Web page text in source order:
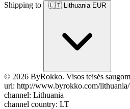
Shipping to 🇱🇹 Lithuania EUR
© 2026 ByRokko. Visos teisės
url: http://www.byrokko.com/
channel: Lithuania
channel country: LT